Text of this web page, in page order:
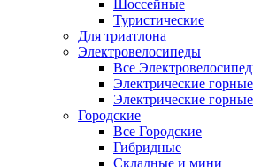
Шоссейные
Туристические
Для триатлона
Электровелосипеды
Все
Электрические
Электрические
Городские
Все Городские
Гибридные
Складные и мини